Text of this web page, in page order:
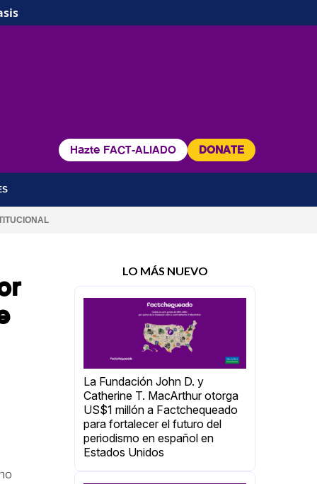
Hazte FACT-ALIADO DONATE
LO MÁS NUEVO
La Fundación John D. y
Catherine T. MacArthur otorga
US$1 millón a Factchequeado
para fortalecer el futuro del
periodismo en español en
Estados Unidos